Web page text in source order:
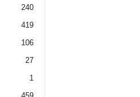
240
419
106
27
1